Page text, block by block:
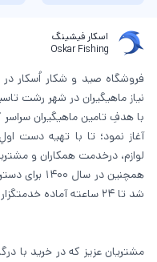
اسکار فیشینگ
Oskar Fishing
نیاز ماهیگیران در شهر رشت
آغاز نمود؛ تا با تهیه دست
لوازم، درخدمت همکاران و
همچنین در
شد تا 24 ساعته آماده خدمتگزاری باشد.
مشتریان عزیز که در خرید با